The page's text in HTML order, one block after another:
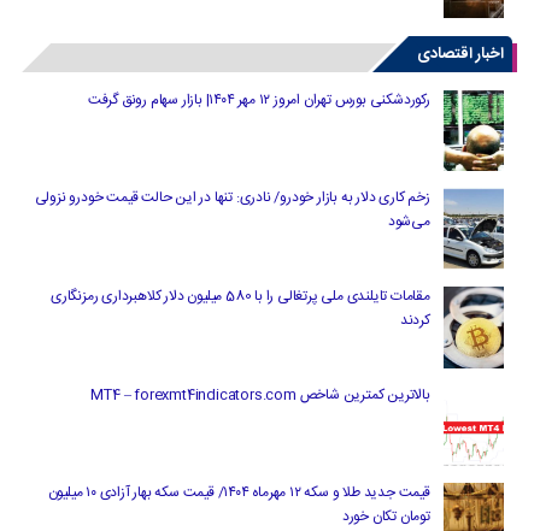
اخبار اقتصادی
رکوردشکنی بورس تهران امروز ۱۲ مهر ۱۴۰۴| بازار سهام رونق گرفت
زخم کاری دلار به بازار خودرو/ نادری: تنها در این حالت قیمت خودرو نزولی
می‌شود
مقامات تایلندی ملی پرتغالی را با 580 میلیون دلار کلاهبرداری رمزنگاری
کردند
بالاترین کمترین شاخص MT4 – forexmt4indicators.com
قیمت جدید طلا و سکه ۱۲ مهرماه ۱۴۰۴/ قیمت سکه بهار آزادی ۱۰ میلیون
تومان تکان خورد